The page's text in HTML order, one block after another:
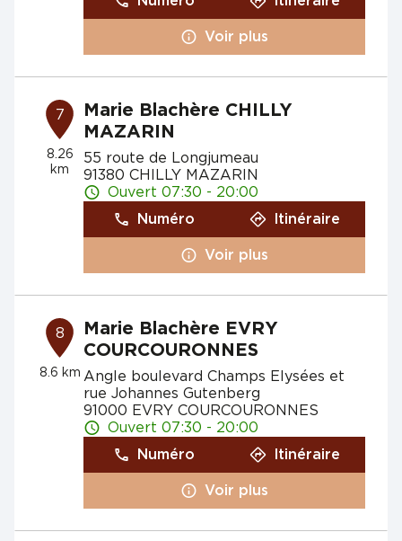
Voir plus
7
8.26
km
Marie Blachère CHILLY
MAZARIN
55 route de Longjumeau
91380 CHILLY MAZARIN
Ouvert 07:30 - 20:00
Numéro
Itinéraire
Voir plus
8
8.6 km
Marie Blachère EVRY
COURCOURONNES
Angle boulevard Champs Elysées et
rue Johannes Gutenberg
91000 EVRY COURCOURONNES
Ouvert 07:30 - 20:00
Numéro
Itinéraire
Voir plus